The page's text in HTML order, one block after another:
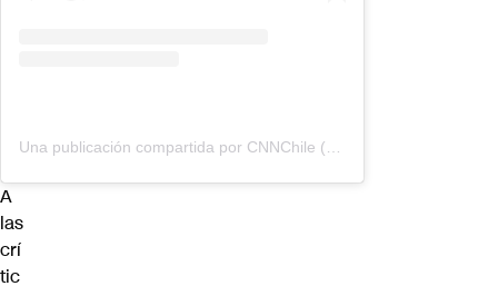
A
las
crí
tic